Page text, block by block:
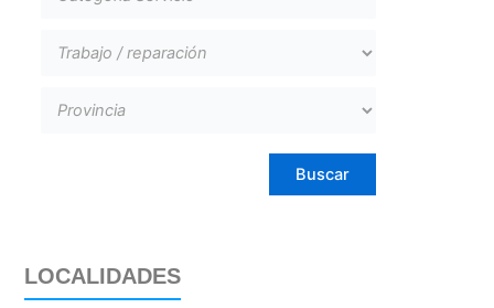
LOCALIDADES